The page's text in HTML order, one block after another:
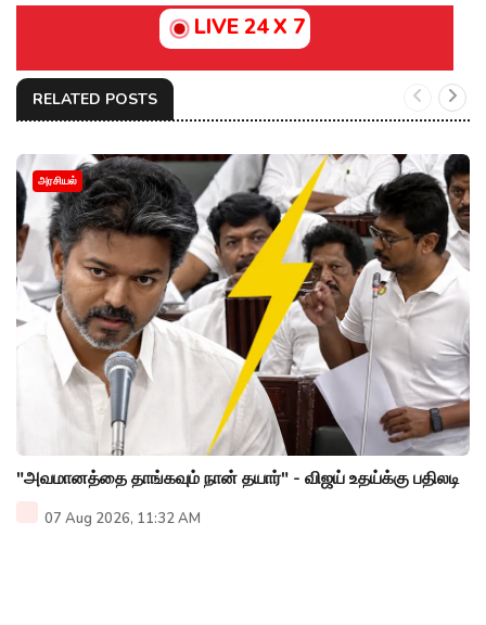
LIVE 24 X 7
RELATED POSTS
அரசியல்
"அவமானத்தை தாங்கவும் நான் தயார்" - விஜய் உதய்க்கு பதிலடி
07 Aug 2026, 11:32 AM